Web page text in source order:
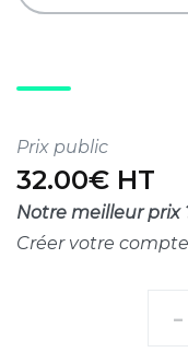
Prix public
32.00€ HT
Notre meilleur prix
Créer votre compte
-